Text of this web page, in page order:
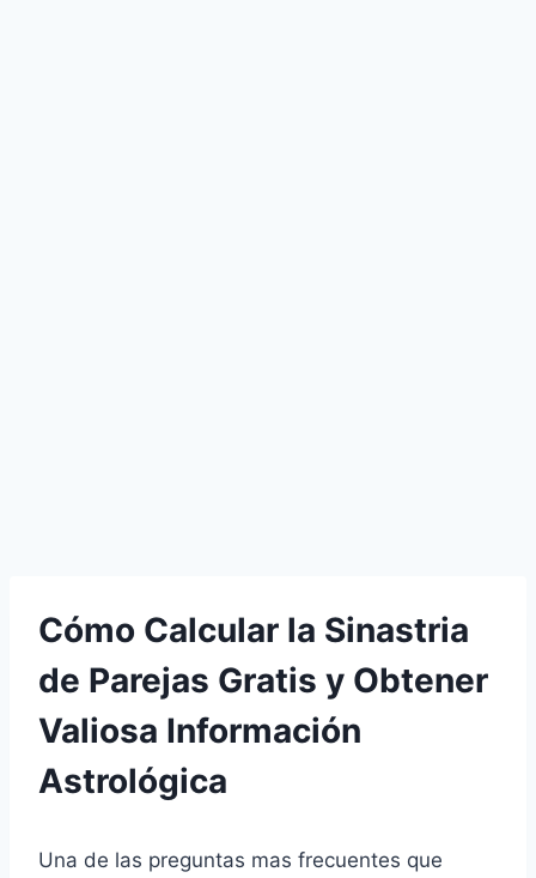
Cómo Calcular la Sinastria
de Parejas Gratis y Obtener
Valiosa Información
Astrológica
Una de las preguntas mas frecuentes que